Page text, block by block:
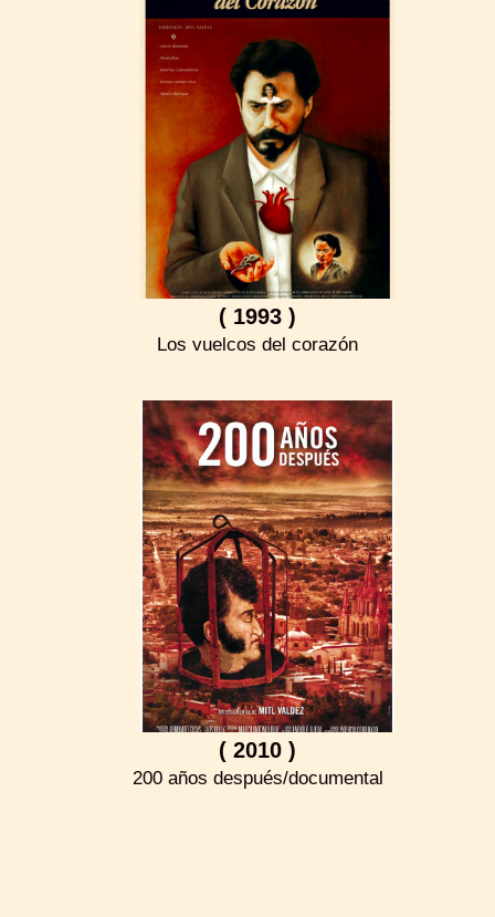
( 1993 )
Los vuelcos del corazón
( 2010 )
200 años después/documental